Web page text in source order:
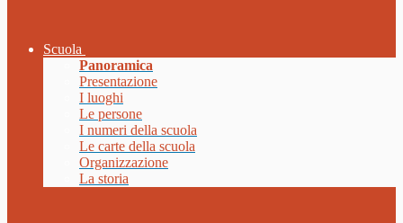
Scuola
Panoramica
Presentazione
I luoghi
Le persone
I numeri della scuola
Le carte della scuola
Organizzazione
La storia